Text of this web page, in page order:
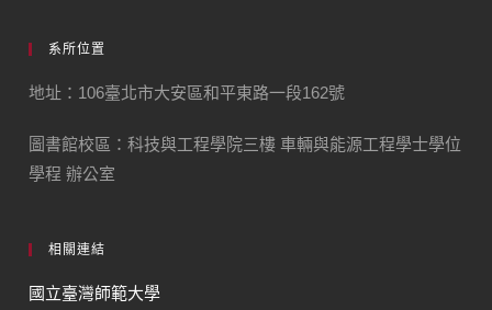
系所位置
地址：106臺北市大安區和平東路一段162號
圖書館校區：科技與工程學院三樓 車輛與能源工程學士學位
學程 辦公室
相關連結
國立臺灣師範大學